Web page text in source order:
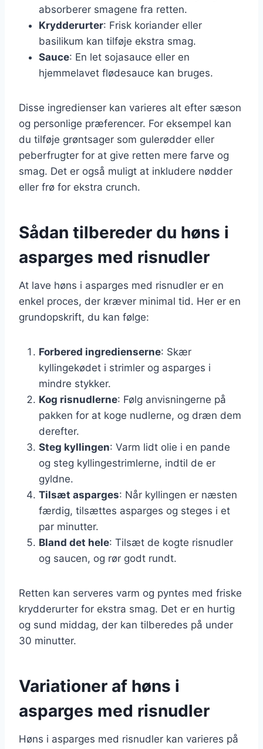
absorberer smagene fra retten.
Krydderurter: Frisk koriander eller
basilikum kan tilføje ekstra smag.
Sauce: En let sojasauce eller en
hjemmelavet flødesauce kan bruges.
Disse ingredienser kan varieres alt efter sæson
og personlige præferencer. For eksempel kan
du tilføje grøntsager som gulerødder eller
peberfrugter for at give retten mere farve og
smag. Det er også muligt at inkludere nødder
eller frø for ekstra crunch.
Sådan tilbereder du høns i
asparges med risnudler
At lave høns i asparges med risnudler er en
enkel proces, der kræver minimal tid. Her er en
grundopskrift, du kan følge:
Forbered ingredienserne: Skær
kyllingekødet i strimler og asparges i
mindre stykker.
Kog risnudlerne: Følg anvisningerne på
pakken for at koge nudlerne, og dræn dem
derefter.
Steg kyllingen: Varm lidt olie i en pande
og steg kyllingestrimlerne, indtil de er
gyldne.
Tilsæt asparges: Når kyllingen er næsten
færdig, tilsættes asparges og steges i et
par minutter.
Bland det hele: Tilsæt de kogte risnudler
og saucen, og rør godt rundt.
Retten kan serveres varm og pyntes med friske
krydderurter for ekstra smag. Det er en hurtig
og sund middag, der kan tilberedes på under
30 minutter.
Variationer af høns i
asparges med risnudler
Høns i asparges med risnudler kan varieres på